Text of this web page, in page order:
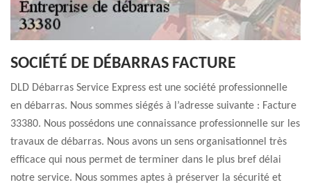
SOCIÉTÉ DE DÉBARRAS FACTURE
DLD Débarras Service Express est une société professionnelle
en débarras. Nous sommes siégés à l’adresse suivante : Facture
33380. Nous possédons une connaissance professionnelle sur les
travaux de débarras. Nous avons un sens organisationnel très
efficace qui nous permet de terminer dans le plus bref délai
notre service. Nous sommes aptes à préserver la sécurité et